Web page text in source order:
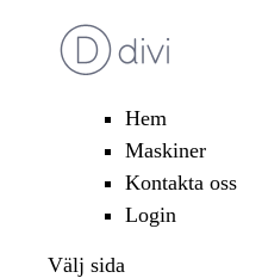
Hem
Maskiner
Kontakta oss
Login
Välj sida